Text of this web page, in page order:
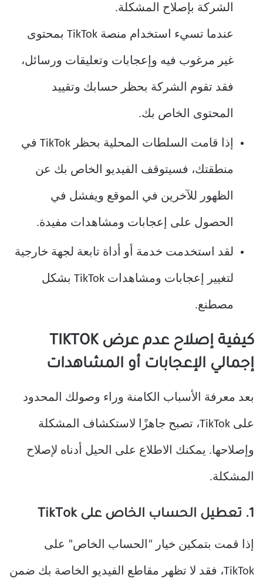
الشركة بإصلاح المشكلة.
عندما تسيء استخدام منصة TikTok بمحتوى
غير مرغوب فيه وإعجابات وتعليقات ورسائل،
فقد تقوم الشركة بحظر حسابك وتقييد
المحتوى الخاص بك.
إذا قامت السلطات المحلية بحظر TikTok في
منطقتك، فسيتوقف الفيديو الخاص بك عن
الظهور للآخرين في الموقع ويفشل في
الحصول على إعجابات ومشاهدات مفيدة.
لقد استخدمت خدمة أو أداة تابعة لجهة خارجية
لتغيير إعجابات ومشاهدات TikTok بشكل
مصطنع.
كيفية إصلاح عدم عرض TIKTOK
إجمالي الإعجابات أو المشاهدات
بعد معرفة الأسباب الكامنة وراء وصولك المحدود
على TikTok، تصبح جاهزًا لاستكشاف المشكلة
وإصلاحها. يمكنك الاطلاع على الحيل أدناه لإصلاح
المشكلة.
1. تعطيل الحساب الخاص على TikTok
إذا قمت بتمكين خيار “الحساب الخاص” على
TikTok، فقد لا تظهر مقاطع الفيديو الخاصة بك ضمن